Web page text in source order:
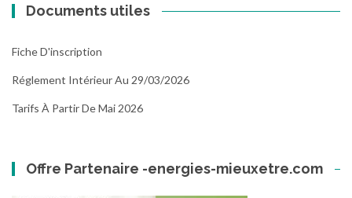
Documents utiles
Fiche D'inscription
Réglement Intérieur Au 29/03/2026
Tarifs À Partir De Mai 2026
Offre Partenaire -energies-mieuxetre.com